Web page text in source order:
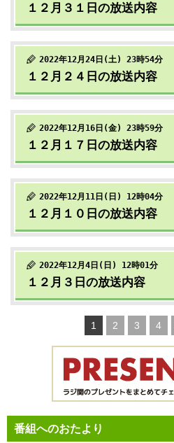
１２月３１日の放送内容
2022年12月24日(土) 23時54分
１２月２４日の放送内容
2022年12月16日(金) 23時59分
１２月１７日の放送内容
2022年12月11日(日) 12時04分
１２月１０日の放送内容
2022年12月4日(日) 12時01分
１２月３日の放送内容
1 2 3 4
番組へのおたより